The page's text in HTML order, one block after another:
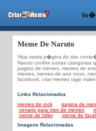
Meme De Naruto
Veja nesta p�gina do site
Naruto confira outras categorias
pagina de memes, memes de
memes, memes de ano novo,
facebook, criar memes rage
Links Relacionados
memes de rock
pagina de
cenario para msn de memes
meme de hitler
meme de
Imagens Relacionadas